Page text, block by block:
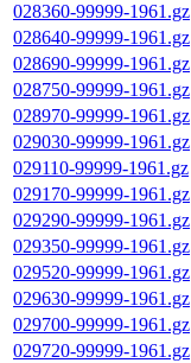
028360-99999-1961.gz
028640-99999-1961.gz
028690-99999-1961.gz
028750-99999-1961.gz
028970-99999-1961.gz
029030-99999-1961.gz
029110-99999-1961.gz
029170-99999-1961.gz
029290-99999-1961.gz
029350-99999-1961.gz
029520-99999-1961.gz
029630-99999-1961.gz
029700-99999-1961.gz
029720-99999-1961.gz